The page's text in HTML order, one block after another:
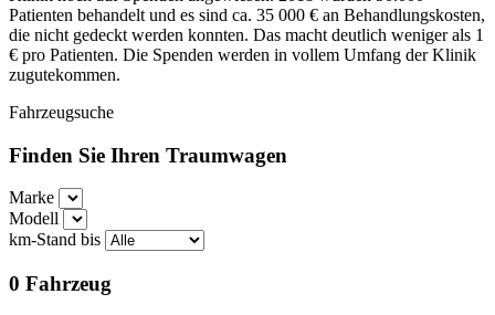
Patienten behandelt und es sind ca. 35 000 € an Behandlungskosten,
die nicht gedeckt werden konnten. Das macht deutlich weniger als 1
€ pro Patienten. Die Spenden werden in vollem Umfang der Klinik
zugutekommen.
Fahrzeugsuche
Finden Sie Ihren Traumwagen
Marke
Modell
km-Stand bis
0 Fahrzeug